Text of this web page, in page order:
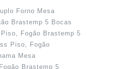
Forno Mesa
Brastemp 5 Bocas
Fogão Brastemp 5
Piso, Fogão
Mesa
Brastemp 5